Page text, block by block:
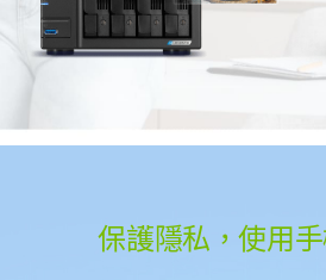
保護隱私，使用